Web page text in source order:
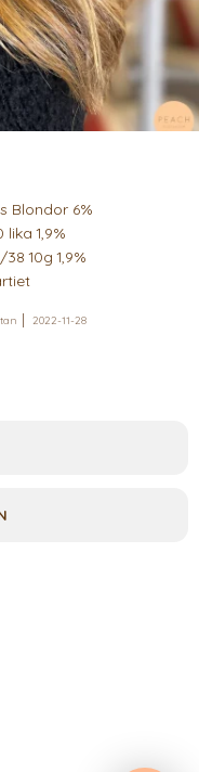
Blondor 6%
1,9%
10g 1,9%
2022-11-28